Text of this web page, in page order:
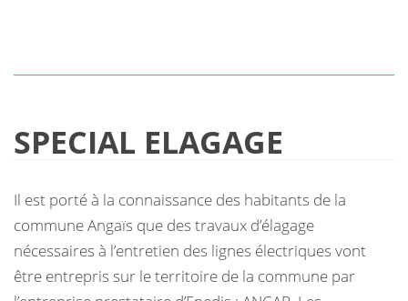
SPECIAL ELAGAGE
Il est porté à la connaissance des habitants de la
commune Angaïs que des travaux d’élagage
nécessaires à l’entretien des lignes électriques vont
être entrepris sur le territoire de la commune par